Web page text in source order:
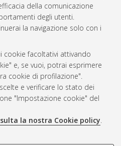
della comunicazione
degli utenti.
la navigazione solo con i
cookie facoltativi attivando
e, se vuoi, potrai esprimere
cookie di profilazione".
e verificare lo stato dei
"Impostazione cookie" del
la nostra Cookie policy.
ilThu Aug 6 20:34:13 2026
CEST
R3P19R
e